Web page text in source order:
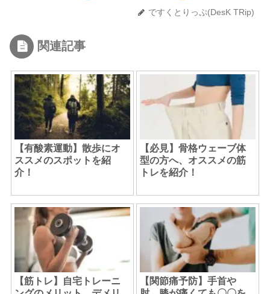
ですくとりっぷ(DesK TRip)
関連記事
【有酸素運動】散歩にオ
ススメのスポットを紹
介！
【必見】骨格ウェーブ体
型の方へ、オススメの筋
トレを紹介！
【筋トレ】自宅トレーニ
【関節痛予防】手首や